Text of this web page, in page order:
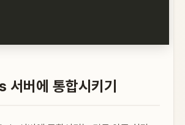
버에 통합시키기